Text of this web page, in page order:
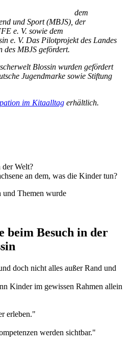
dem
und Sport (MBJS), der
e. V. sowie dem
e. V. Das Pilotprojekt des Landes
des MBJS gefördert.
Blossin wurden gefördert
Jugendmarke sowie Stiftung
im Kitaalltag erhältlich.
Welt?
an dem, was die Kinder tun?
und Themen wurde
Besuch in der
doch nicht alles außer Rand und
Kinder im gewissen Rahmen allein
erleben."
werden sichtbar."